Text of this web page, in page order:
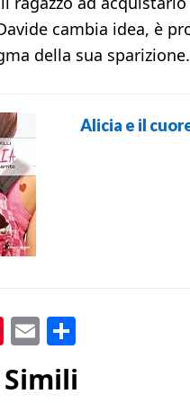
cambia idea, è
della sua sparizione.
Alicia e il
Pinterest
Email